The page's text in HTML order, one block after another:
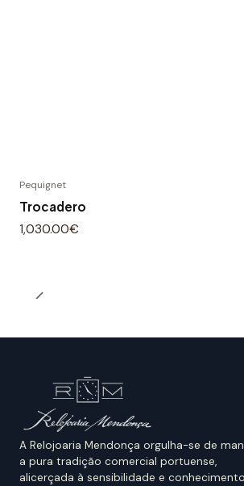
Pequignet
Trocadero
1,030.00€
A Relojoaria Mendonça orgulha-se de
a pura tradição comercial portuense,
alicerçada à sensibilidade e conhecimento